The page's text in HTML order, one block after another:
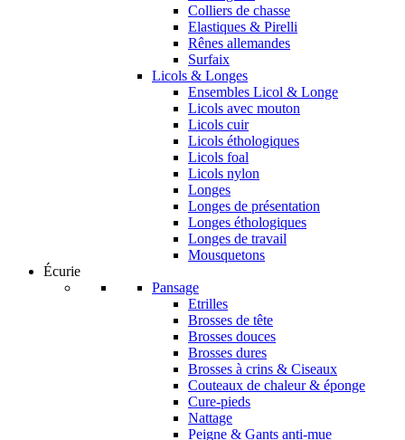
Colliers de chasse
Elastiques & Pirelli
Rênes allemandes
Surfaix
Licols & Longes
Ensembles Licol & Longe
Licols avec mouton
Licols cuir
Licols éthologiques
Licols foal
Licols nylon
Longes
Longes de présentation
Longes éthologiques
Longes de travail
Mousquetons
Écurie
Pansage
Etrilles
Brosses de tête
Brosses douces
Brosses dures
Brosses à crins & Ciseaux
Couteaux de chaleur & éponge
Cure-pieds
Nattage
Peigne & Gants anti-mue